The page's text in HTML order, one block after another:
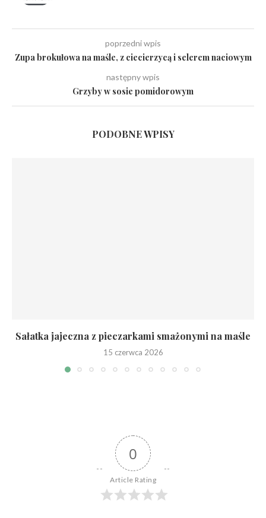
poprzedni wpis
Zupa brokułowa na maśle, z ciecierzycą i selerem naciowym
następny wpis
Grzyby w sosie pomidorowym
PODOBNE WPISY
Sałatka jajeczna z pieczarkami smażonymi na maśle
15 czerwca 2026
0
Article Rating